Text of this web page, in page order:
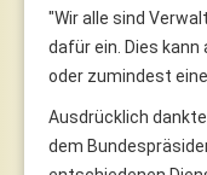
"Wir alle sind
dafür ein. Dies kann
oder zumindest
Ausdrücklich
dem